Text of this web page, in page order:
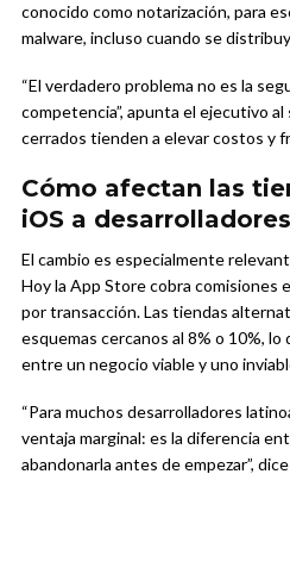
conocido como notarización, para
malware, incluso cuando se
“El verdadero problema no es la
competencia”, apunta el ejecutivo
cerrados tienden a elevar costos y
Cómo afectan las
iOS a
El cambio es especialmente
Hoy la App Store cobra comisiones
por transacción. Las tiendas
esquemas cercanos al 8% o 10%,
entre un negocio viable y uno
“Para muchos desarrolladores
ventaja marginal: es la diferencia
abandonarla antes de empezar”,